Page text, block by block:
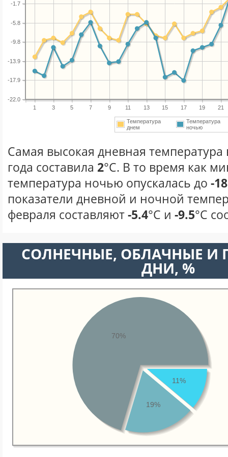
1 3 5 7 9 11 13 15 17 19 21
-22.0
-17.9
-13.9
-9.8
-5.8
-1.7
Температура
днем
Температура
ночью
Самая высокая дневная температура
года составила 2°С. В то время как
температура ночью опускалась до -18
показатели дневной и ночной
февраля составляют-5.4°С и -9.5°С
CОЛНЕЧНЫЕ, ОБЛАЧНЫЕ И
ДНИ, %
11%
19%
70%